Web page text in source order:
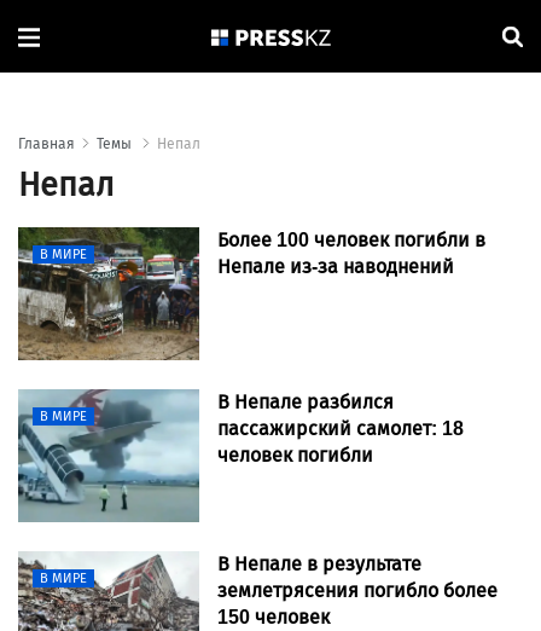
Главная Темы Непал
Непал
В МИРЕ
Более 100 человек погибли в
Непале из-за наводнений
В МИРЕ
В Непале разбился
пассажирский самолет: 18
человек погибли
В МИРЕ
В Непале в результате
землетрясения погибло более
150 человек